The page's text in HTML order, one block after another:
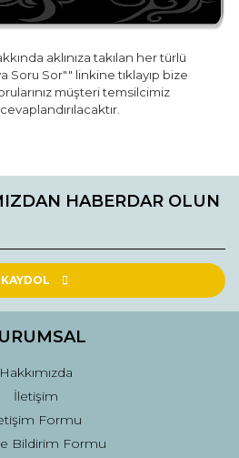
aklınıza takılan her türlü
Soru Sor"" linkine tıklayıp bize
müşteri temsilcimiz
noktaları öneri formunu
teşekkür ederiz.
veya görüntülenemiyor.
bilgiler bulunuyor.
daha pahalı.
HABERDAR OLUN
KAYDOL
Hakkımızda
İletişim
Formu
Bildirim Formu